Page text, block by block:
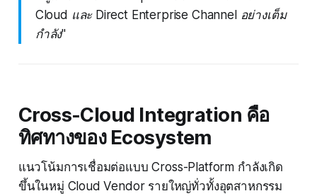
Cloud และ Direct Enterprise Channel อย่างเต็ม
กำลัง"
Cross-Cloud Integration คือ
ทิศทางของ Ecosystem
แนวโน้มการเชื่อมต่อแบบ Cross-Platform กำลังเกิด
ขึ้นในหมู่ Cloud Vendor รายใหญ่ทั่วทั้งอุตสาหกรรม